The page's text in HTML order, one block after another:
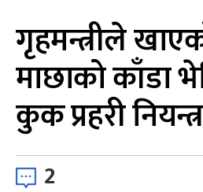
गृहमन्त्रीले
माछाको काँडा
कुक प्रहरी
2